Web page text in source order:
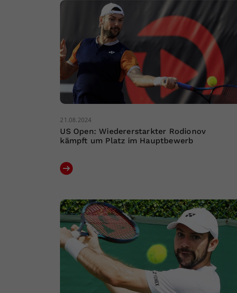
21.08.2024
US Open: Wiedererstarkter Rodionov
kämpft um Platz im Hauptbewerb